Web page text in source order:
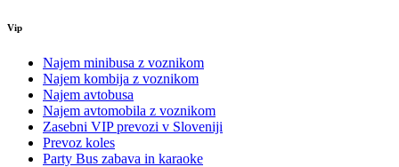
Vip
Najem minibusa z voznikom
Najem kombija z voznikom
Najem avtobusa
Najem avtomobila z voznikom
Zasebni VIP prevozi v Sloveniji
Prevoz koles
Party Bus zabava in karaoke